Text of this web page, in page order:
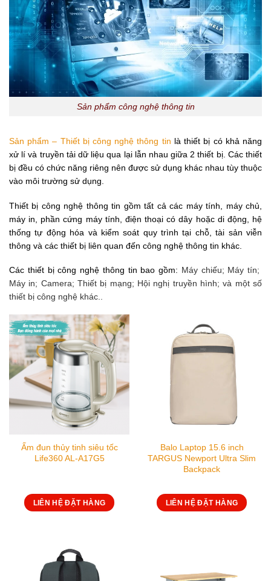
Sản phẩm công nghệ thông tin
Sản phẩm – Thiết bị công nghệ thông tin là thiết bị có khả năng
xử lí và truyền tải dữ liệu qua lại lẫn nhau giữa 2 thiết bị. Các thiết
bị đều có chức năng riêng nên được sử dụng khác nhau tùy thuộc
vào môi trường sử dụng.
Thiết bị công nghệ thông tin gồm tất cả các máy tính, máy chủ,
máy in, phần cứng máy tính, điện thoại có dây hoặc di động, hệ
thống tự động hóa và kiểm soát quy trình tại chỗ, tài sản viễn
thông và các thiết bị liên quan đến công nghệ thông tin khác.
Các thiết bị công nghệ thông tin bao gồm: Máy chiếu; Máy tín;
Máy in; Camera;Thiết bị mạng; Hội nghị truyền hình;và một số
thiết bị công nghệ khác..
Ấm đun thủy tinh siêu tốc
Life360 AL-A17G5
LIÊN HỆ ĐẶT HÀNG
Balo Laptop 15.6 inch
TARGUS Newport Ultra Slim
Backpack
LIÊN HỆ ĐẶT HÀNG